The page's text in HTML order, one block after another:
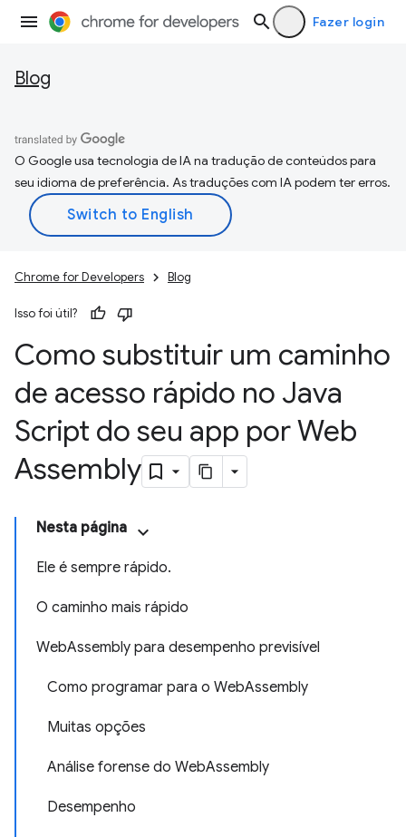
Fazer login
Blog
O Google usa tecnologia de IA na tradução de conteúdos para
seu idioma de preferência. As traduções com IA podem ter erros.
Chrome for Developers Blog
Isso foi útil?
Como substituir um caminho
de acesso rápido no Java
Script do seu app por Web
Assembly
Nesta página
Ele é sempre rápido.
O caminho mais rápido
WebAssembly para desempenho previsível
Como programar para o WebAssembly
Muitas opções
Análise forense do WebAssembly
Desempenho